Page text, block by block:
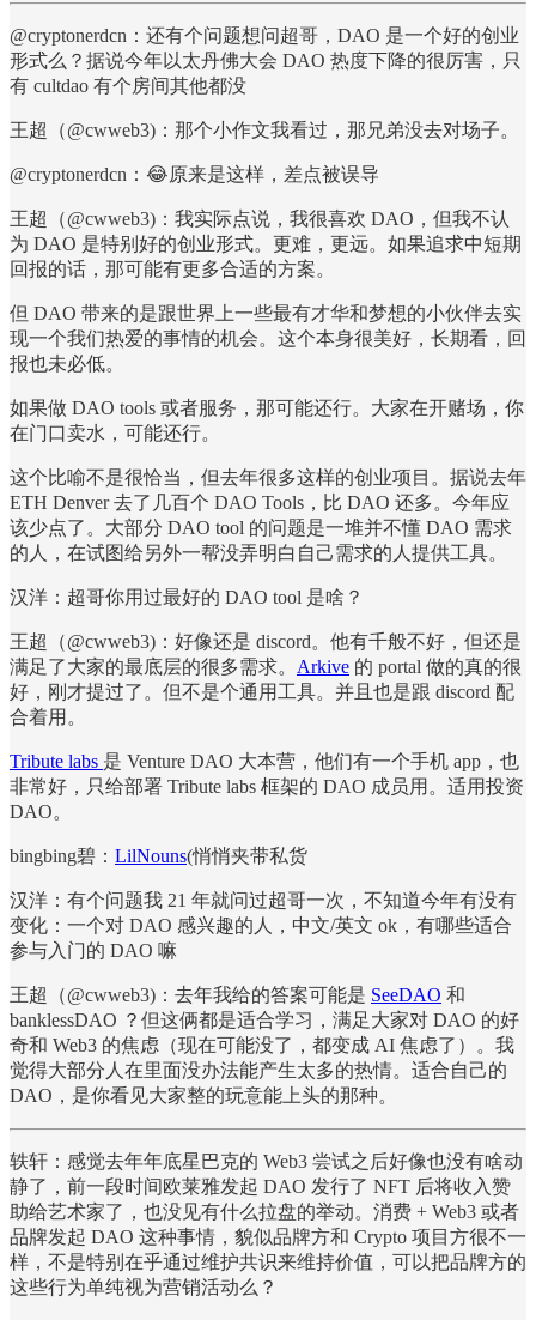
@cryptonerdcn：还有个问题想问超哥，DAO 是一个好的创业
形式么？据说今年以太丹佛大会 DAO 热度下降的很厉害，只
有 cultdao 有个房间其他都没
王超（@cwweb3)：那个小作文我看过，那兄弟没去对场子。
@cryptonerdcn：😂原来是这样，差点被误导
王超（@cwweb3)：我实际点说，我很喜欢 DAO，但我不认
为 DAO 是特别好的创业形式。更难，更远。如果追求中短期
回报的话，那可能有更多合适的方案。
但 DAO 带来的是跟世界上一些最有才华和梦想的小伙伴去实
现一个我们热爱的事情的机会。这个本身很美好，长期看，回
报也未必低。
如果做 DAO tools 或者服务，那可能还行。大家在开赌场，你
在门口卖水，可能还行。
这个比喻不是很恰当，但去年很多这样的创业项目。据说去年
ETH Denver 去了几百个 DAO Tools，比 DAO 还多。今年应
该少点了。大部分 DAO tool 的问题是一堆并不懂 DAO 需求
的人，在试图给另外一帮没弄明白自己需求的人提供工具。
汉洋：超哥你用过最好的 DAO tool 是啥？
王超（@cwweb3)：好像还是 discord。他有千般不好，但还是
满足了大家的最底层的很多需求。 Arkive 的 portal 做的真的很
好，刚才提过了。但不是个通用工具。并且也是跟 discord 配
合着用。
Tribute labs 是 Venture DAO 大本营，他们有一个手机 app，也
非常好，只给部署 Tribute labs 框架的 DAO 成员用。适用投资
DAO。
bingbing碧： LilNouns(悄悄夹带私货
汉洋：有个问题我 21 年就问过超哥一次，不知道今年有没有
变化：一个对 DAO 感兴趣的人，中文/英文 ok，有哪些适合
参与入门的 DAO 嘛
王超（@cwweb3)：去年我给的答案可能是 SeeDAO 和
banklessDAO ？但这俩都是适合学习，满足大家对 DAO 的好
奇和 Web3 的焦虑（现在可能没了，都变成 AI 焦虑了）。我
觉得大部分人在里面没办法能产生太多的热情。适合自己的
DAO，是你看见大家整的玩意能上头的那种。
轶轩：感觉去年年底星巴克的 Web3 尝试之后好像也没有啥动
静了，前一段时间欧莱雅发起 DAO 发行了 NFT 后将收入赞
助给艺术家了，也没见有什么拉盘的举动。消费 + Web3 或者
品牌发起 DAO 这种事情，貌似品牌方和 Crypto 项目方很不一
样，不是特别在乎通过维护共识来维持价值，可以把品牌方的
这些行为单纯视为营销活动么？